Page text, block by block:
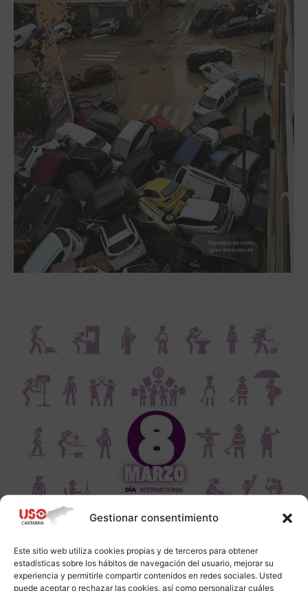
Gestionar consentimiento
Este sitio web utiliza cookies propias y de terceros para obtener
estadísticas sobre los hábitos de navegación del usuario, mejorar su
experiencia y permitirle compartir contenidos en redes sociales. Usted
puede aceptar o rechazar las cookies, así como personalizar cuáles